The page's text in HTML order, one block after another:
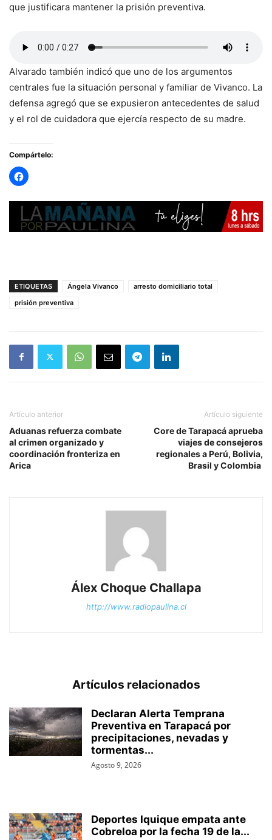
que justificara mantener la prisión preventiva.
Alvarado también indicó que uno de los argumentos
centrales fue la situación personal y familiar de Vivanco. La
defensa agregó que se expusieron antecedentes de salud
y el rol de cuidadora que ejercía respecto de su madre.
Compártelo:
ETIQUETAS Ángela Vivanco
arresto domiciliario total
prisión preventiva
Artículo anterior
Aduanas refuerza combate
al crimen organizado y
coordinación fronteriza en
Arica
Artículo siguiente
Core de Tarapacá aprueba
viajes de consejeros
regionales a Perú, Bolivia,
Brasil y Colombia
Álex Choque Challapa
http://www.radiopaulina.cl
Artículos relacionados
Declaran Alerta Temprana
Preventiva en Tarapacá por
precipitaciones, nevadas y
tormentas...
Agosto 9, 2026
Deportes Iquique empata ante
Cobreloa por la fecha 19 de la...